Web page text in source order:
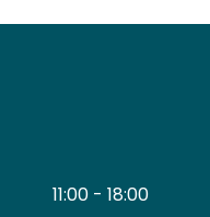
11:00 - 18:00